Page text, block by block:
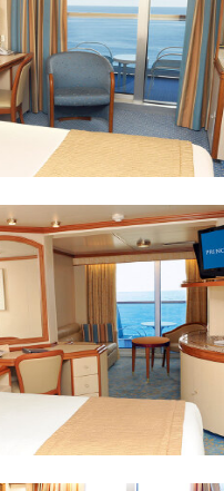
，保险
梳妆台，吹
热水壶，